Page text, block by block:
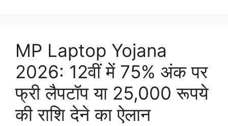
MP Laptop Yojana
2026: 12वीं में 75% अंक पर
फ्री लैपटॉप या 25,000 रूपये
की राशि देने का ऐलान